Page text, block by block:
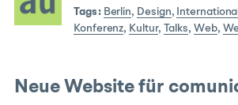
Tags: Berlin, Design,
Konferenz, Kultur, Talks, Web,
Neue Website für